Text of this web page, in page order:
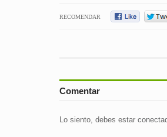
RECOMENDAR
Comentar
Lo siento, debes estar